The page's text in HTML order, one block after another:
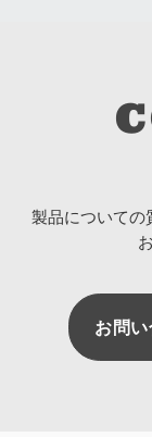
製品についての
お問